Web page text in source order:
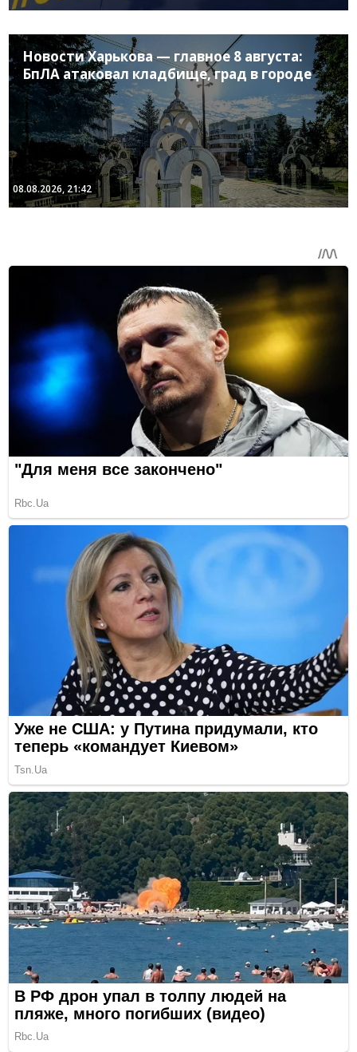
Новости Харькова — главное 8 августа:
БпЛА атаковал кладбище, град в городе
08.08.2026, 21:42